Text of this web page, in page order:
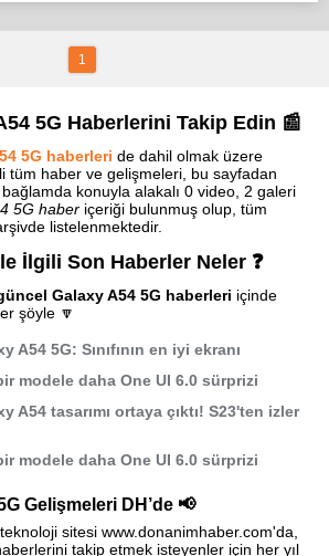
1
5G Haberlerini Takip Edin 📰
5G haberleri de dahil olmak üzere
tüm haber ve gelişmeleri, bu sayfadan
konuyla alakalı 0 video, 2 galeri
5G haber içeriği bulunmuş olup, tüm
listelenmektedir.
İlgili Son Haberler Neler ❓
Galaxy A54 5G haberleri içinde
şöyle 🔽
A54 5G: Sınıfının en iyi ekranı
modele daha One UI 6.0 sürprizi
A54 tasarımı ortaya çıktı! S23'ten izler
modele daha One UI 6.0 sürprizi
Gelişmeleri DH’de 📢
sitesi www.donanimhaber.com'da,
takip etmek isteyenler için her yıl